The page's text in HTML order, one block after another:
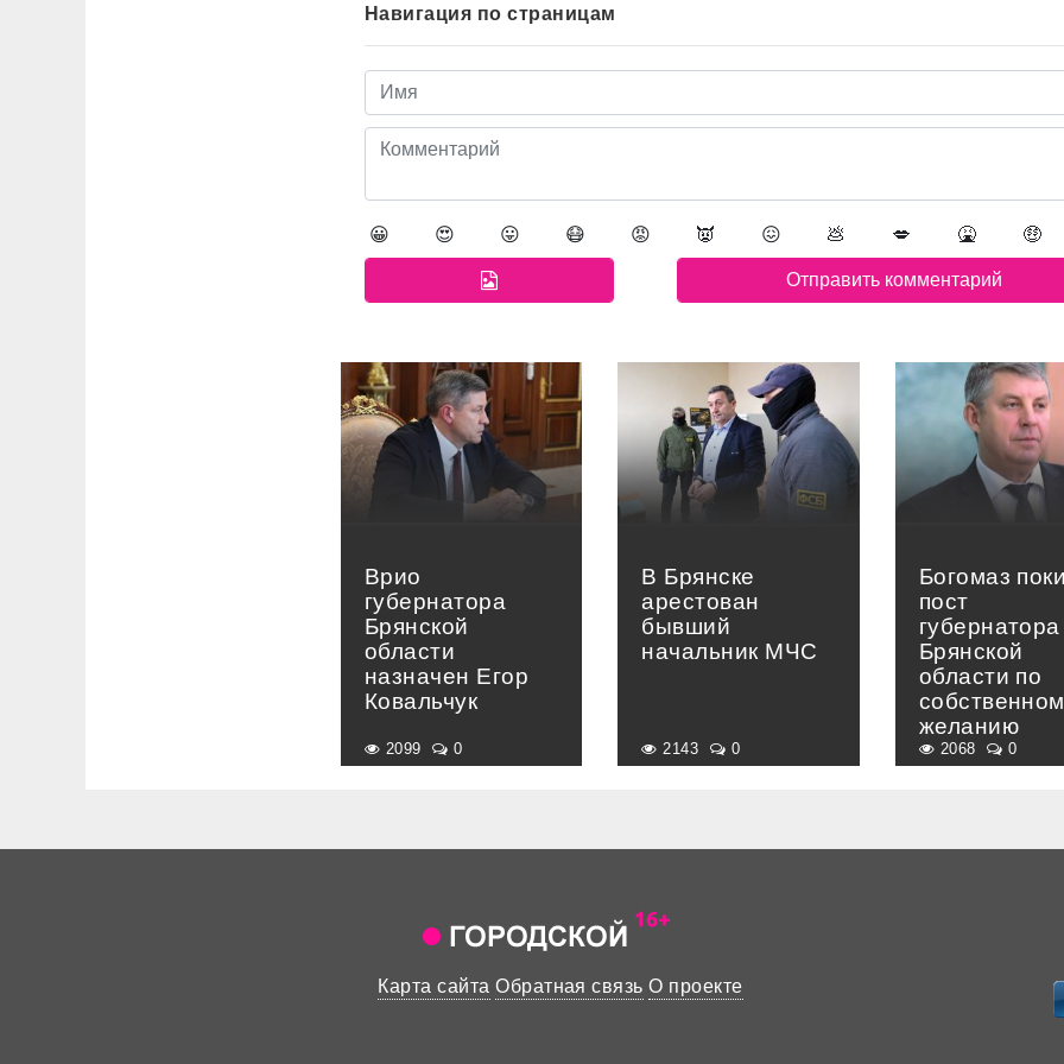
Навигация по страницам
😀 😍 😛 😷 😡 👿 😖 💩 💋 🤮 🤑
Врио
губернатора
Брянской
области
назначен Егор
Ковальчук
2099 0
В Брянске
арестован
бывший
начальник МЧС
2143 0
Богомаз
пост
губернатора
Брянской
области по
желанию
2068 0
Карта сайта Обратная связь О проекте